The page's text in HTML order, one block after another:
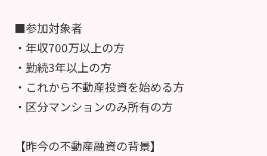
■参加対象者
・年収700万以上の方
・勤続3年以上の方
・これから不動産投資を始める方
・区分マンションのみ所有の方
【昨今の不動産融資の背景】